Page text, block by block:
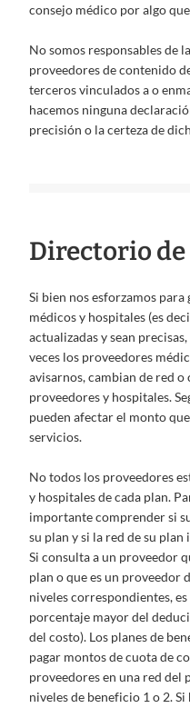
consejo médico por algo
No somos responsables
proveedores de contenido
terceros vinculados a o
hacemos ninguna
precisión o la certeza de
Directorio
Si bien nos esforzamos
médicos y hospitales (es
actualizadas y sean
veces los proveedores
avisarnos, cambian de red
proveedores y hospitales.
pueden afectar el monto
servicios.
No todos los proveedores
y hospitales de cada plan.
importante comprender si
su plan y si la red de su
Si consulta a un proveedor
plan o que es un proveedor
niveles correspondientes,
porcentaje mayor del
del costo). Los planes de
pagar montos de cuota de
proveedores en una red del
niveles de beneficio 1 o 2.